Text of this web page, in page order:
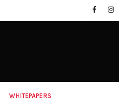
WHITEPAPERS